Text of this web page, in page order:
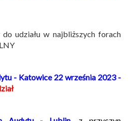
w najbliższych forach
- Katowice 22 września 2023 -